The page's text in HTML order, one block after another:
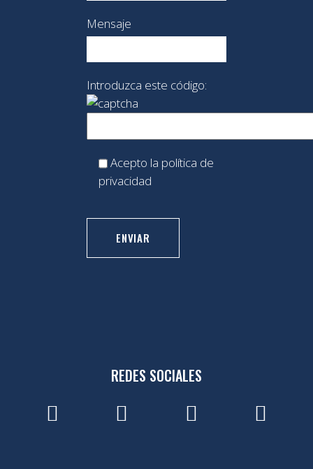
Mensaje
Introduzca este código:
Acepto la política de
privacidad
REDES SOCIALES